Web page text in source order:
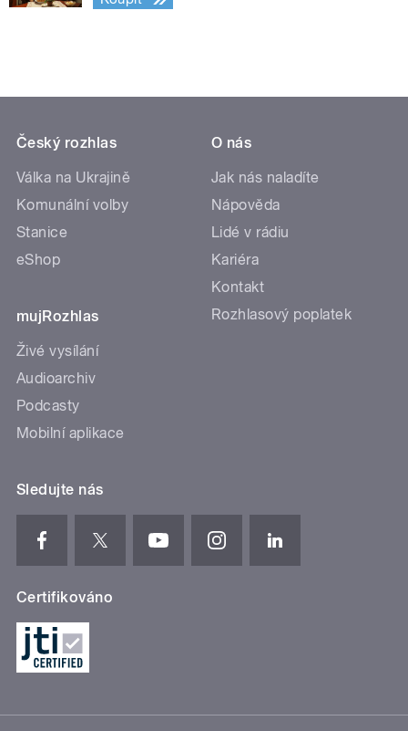
Český rozhlas
Válka na Ukrajině
Komunální volby
Stanice
eShop
mujRozhlas
Živé vysílání
Audioarchiv
Podcasty
Mobilní aplikace
O nás
Jak nás naladíte
Nápověda
Lidé v rádiu
Kariéra
Kontakt
Rozhlasový poplatek
Sledujte nás
Certifikováno